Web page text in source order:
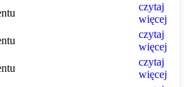
czytaj
więcej
czytaj
więcej
czytaj
więcej